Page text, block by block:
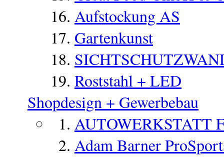
Aufstockung AS
Gartenkunst
Roststahl + LED
Shopdesign + Gewerbebau
AUTOWERKSTATT
Adam Barner